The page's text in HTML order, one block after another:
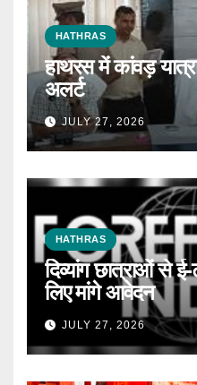
HATHRAS
हाथरस में कांवड़
अलर्ट
JULY 27, 2026
HATHRAS
दिव्यांग छात्राओं से
लिए मांगे आवेदन
JULY 27, 2026